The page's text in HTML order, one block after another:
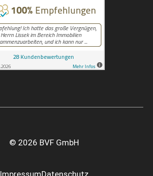
© 2026 BVF GmbH
ImpressumDatenschutz